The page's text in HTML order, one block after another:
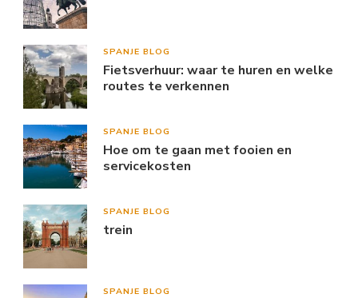
SPANJE BLOG
Fietsverhuur: waar te huren en welke
routes te verkennen
SPANJE BLOG
Hoe om te gaan met fooien en
servicekosten
SPANJE BLOG
trein
SPANJE BLOG